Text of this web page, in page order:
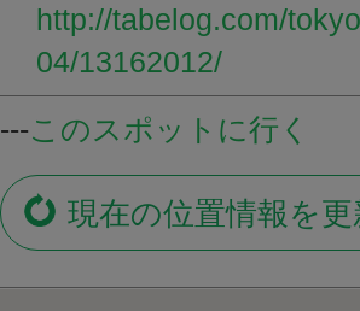
http://tabelog.com/
04/13162012/
---このスポットに行く
現在の位置情報を